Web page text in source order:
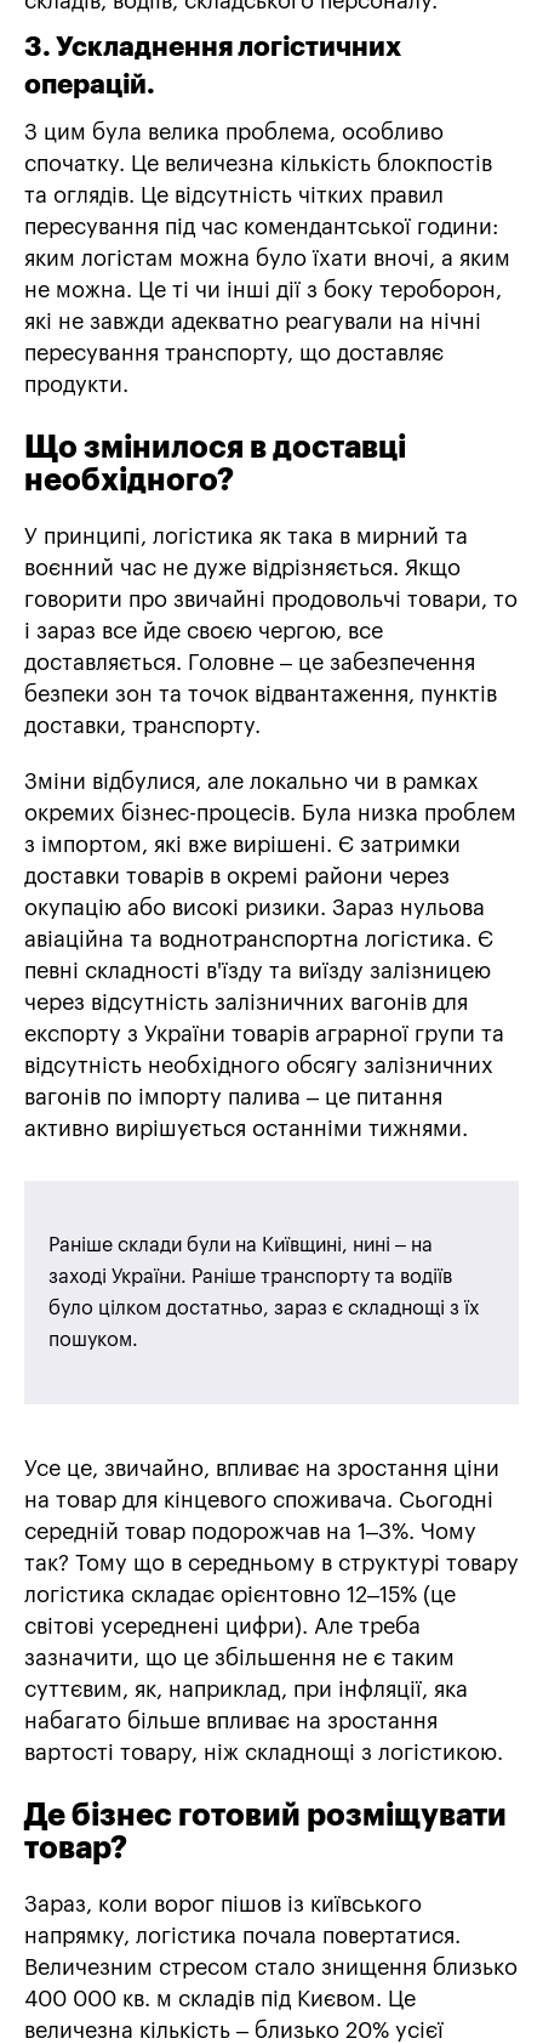
3. Ускладнення логістичних
операцій.
З цим була велика проблема, особливо
спочатку. Це величезна кількість блокпостів
та оглядів. Це відсутність чітких правил
пересування під час комендантської години:
яким логістам можна було їхати вночі, а яким
не можна. Це ті чи інші дії з боку тероборон,
які не завжди адекватно реагували на нічні
пересування транспорту, що доставляє
продукти.
Що змінилося в доставці
необхідного?
У принципі, логістика як така в мирний та
воєнний час не дуже відрізняється. Якщо
говорити про звичайні продовольчі товари, то
і зараз все йде своєю чергою, все
доставляється. Головне – це забезпечення
безпеки зон та точок відвантаження, пунктів
доставки, транспорту.
Зміни відбулися, але локально чи в рамках
окремих бізнес-процесів. Була низка проблем
з імпортом, які вже вирішені. Є затримки
доставки товарів в окремі райони через
окупацію або високі ризики. Зараз нульова
авіаційна та воднотранспортна логістика. Є
певні складності в'їзду та виїзду залізницею
через відсутність залізничних вагонів для
експорту з України товарів аграрної групи та
відсутність необхідного обсягу залізничних
вагонів по імпорту палива – це питання
активно вирішується останніми тижнями.
Раніше склади були на Київщині, нині – на
заході України. Раніше транспорту та водіїв
було цілком достатньо, зараз є складнощі з їх
пошуком.
Усе це, звичайно, впливає на зростання ціни
на товар для кінцевого споживача. Сьогодні
середній товар подорожчав на 1–3%. Чому
так? Тому що в середньому в структурі товару
логістика складає орієнтовно 12–15% (це
світові усереднені цифри). Але треба
зазначити, що це збільшення не є таким
суттєвим, як, наприклад, при інфляції, яка
набагато більше впливає на зростання
вартості товару, ніж складнощі з логістикою.
Де бізнес готовий розміщувати
товар?
Зараз, коли ворог пішов із київського
напрямку, логістика почала повертатися.
Величезним стресом стало знищення близько
400 000 кв. м складів під Києвом. Це
величезна кількість – близько 20% усієї